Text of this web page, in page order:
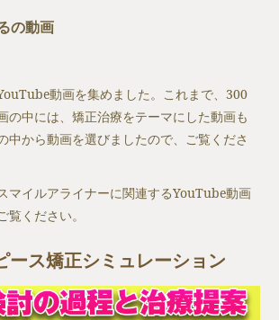
の動画
動画を集めました。これまで、300
の中には、矯正治療をテーマにした動画も
中から動画を選びましたので、ご覧くださ
マイルアライナーに関連するYouTube動画
覧ください。
ース矯正シミュレーション